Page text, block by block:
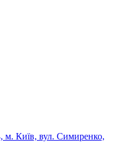
м. Київ, вул. Симиренко,